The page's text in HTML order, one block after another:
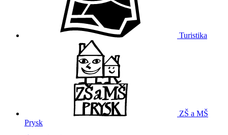
Turistika
ZŠ a MŠ
Prysk